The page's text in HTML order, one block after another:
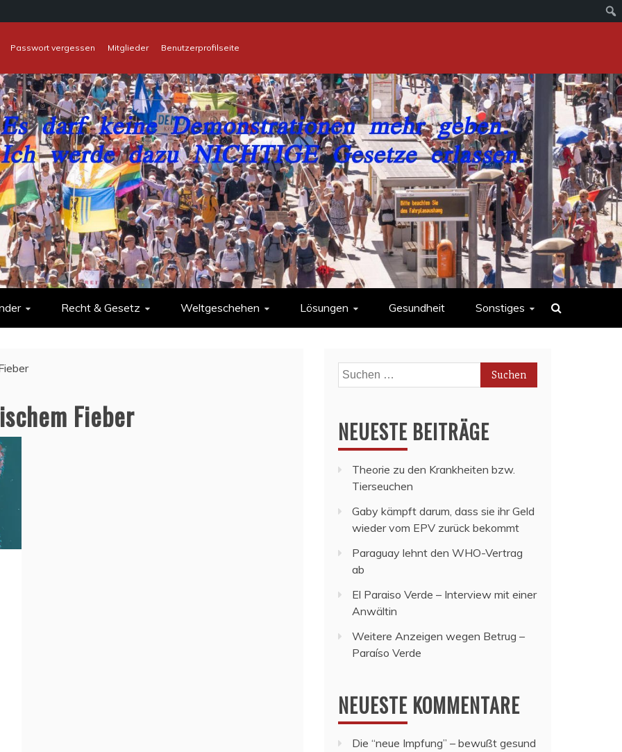
Passwort vergessen Mitglieder
Benutzerprofilseite
Recht & Gesetz Weltgeschehen Lösungen Gesundheit Sonstiges
Fieber
Suchen
nach:
NEUESTE BEITRÄGE
Theorie zu den Krankheiten bzw.
Tierseuchen
Gaby kämpft darum, dass sie ihr Geld
wieder vom EPV zurück bekommt
Paraguay lehnt den WHO-Vertrag
ab
El Paraiso Verde – Interview mit einer
Anwältin
Weitere Anzeigen wegen Betrug –
Paraíso Verde
NEUESTE KOMMENTARE
Die “neue Impfung” – bewußt gesund